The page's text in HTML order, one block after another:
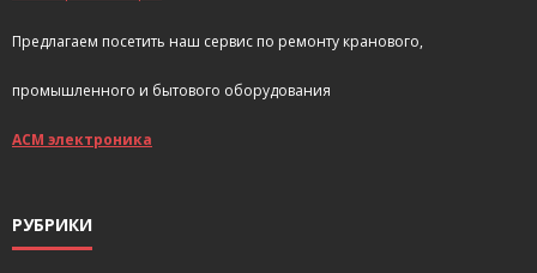
Предлагаем посетить наш сервис по ремонту кранового,
промышленного и бытового оборудования
АСМ электроника
РУБРИКИ